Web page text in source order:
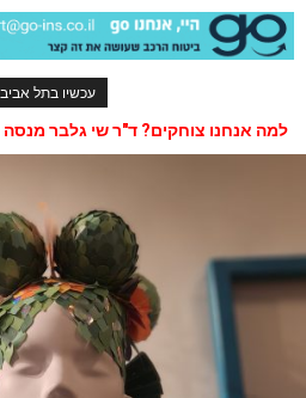
עכשיו בתל אביב
למה אנחנו צוחקים? ד"ר שי גלבר
חדש